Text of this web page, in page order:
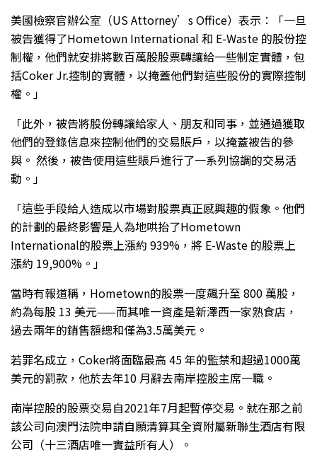
美國檢察官辦公室（US Attorney’s Office）表示：「一旦
被告獲得了Hometown International 和 E-Waste 的股份控
制權，他們就安排將數百萬股股票轉讓給一些制定實體，包
括Coker Jr.控制的實體，以掩蓋他們對這些股份的實際控制
權。」
「此外，被告將股份轉讓給家人、朋友和同事，並通過獲取
他們的登錄信息來控制他們的交易賬戶，以掩蓋被告的參
與。 然後，被告使用這些賬戶進行了一系列協調的交易活
動。」
「這些手段給人造成以市場對股票真正感興趣的假象。他們
的計劃的最終影響是人為地哄抬了Hometown
International的股票上漲約 939%，將 E-Waste 的股票上
漲約 19,900%。」
當時有報道稱，Hometown的股票一度飆升至 800 萬股，
約為每股 13 美元——而其唯一資產是新澤西一家熟食店，
過去兩年的銷售額總和僅為3.5萬美元。
若罪名成立，Coker將面臨最高 45 年的監禁和超過1000萬
美元的罰款，他於去年10 月辭去南岸控股主席一職。
南岸控股的股票交易自2021年7月起暫停交易。就在那之前
該公司向澳門法院申請自願清算其全資附屬新聯生酒店有限
公司（十三酒店唯一實益所有人）。